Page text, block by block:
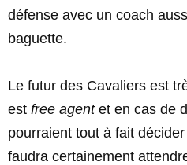
défense avec un coach
baguette.
Le futur des Cavaliers est
est free agent et en cas de
pourraient tout à fait
faudra certainement